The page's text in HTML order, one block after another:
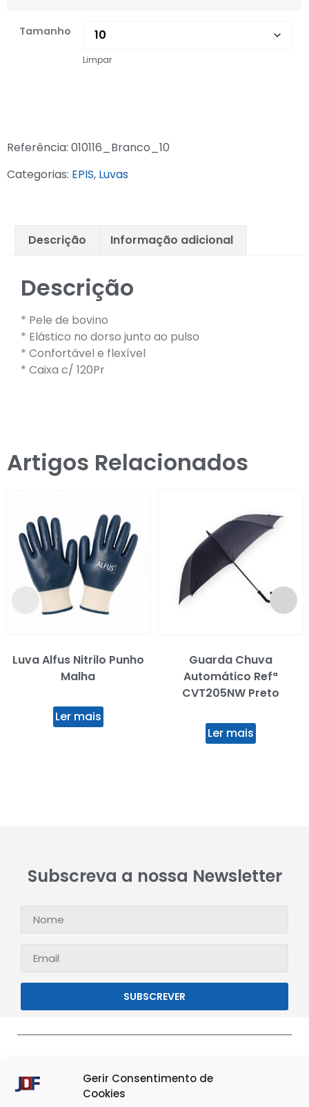
Gerir Consentimento de
Cookies
Tamanho
Limpar
Referência: 010116_Branco_10
Categorias: EPIS, Luvas
Descrição Informação adicional
Descrição
* Pele de bovino
* Elástico no dorso junto ao pulso
* Confortável e flexível
* Caixa c/ 120Pr
Artigos Relacionados
Luva Alfus Nitrilo Punho
Malha
Ler mais
Guarda Chuva
Automático Refª
CVT205NW Preto
Ler mais
Subscreva a nossa Newsletter
SUBSCREVER